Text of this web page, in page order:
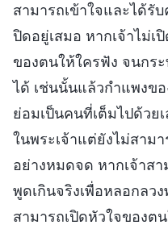
สามารถเข้าใจและได้รั
ปิดอยู่เสมอ หากเจ้าไม่เ
ของตนให้ใครฟัง จนกระ
ได้ เช่นนั้นแล้วกำแพงขอ
ย่อมเป็นคนที่เต็มไปด้วย
ในพระเจ้าแต่ยังไม่สามา
อย่างหมดจด หากเจ้าส
พูดเกินจริงเพื่อหลอกลวง
สามารถเปิดหัวใจของต